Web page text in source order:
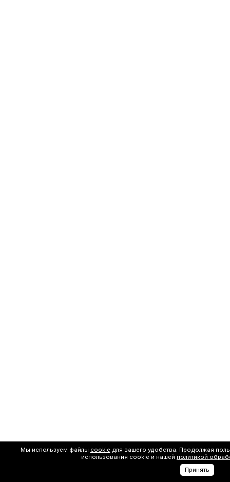
Мы используем файлы cookie для вашего удобства. Продолжая
использования cookie и нашей политикой
Принять